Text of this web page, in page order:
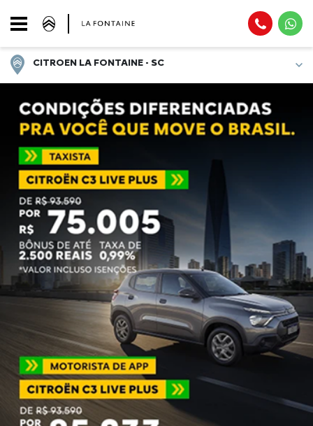
CITROEN LA FONTAINE - SC